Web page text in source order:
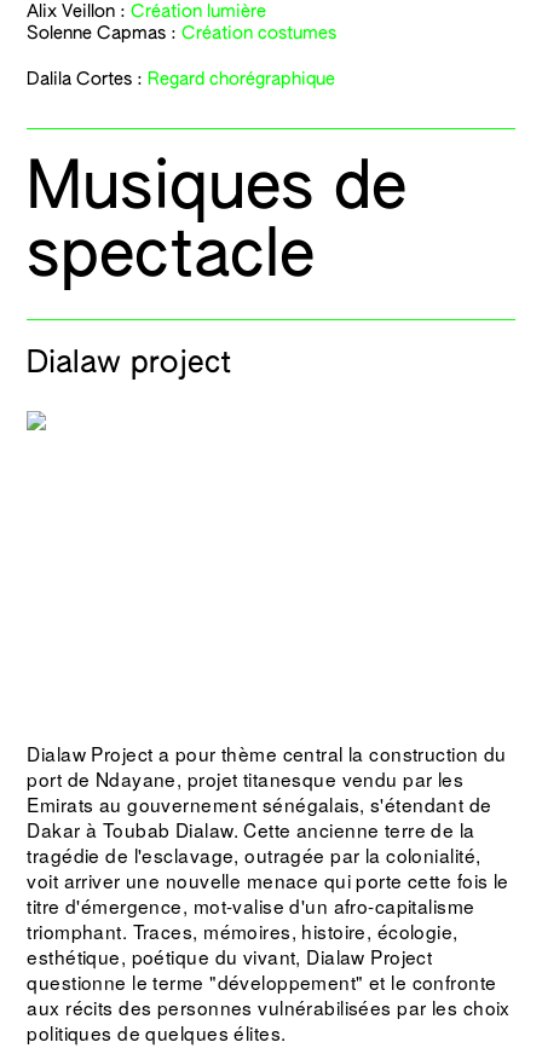
Alix Veillon :Création lumière
Solenne Capmas :Création costumes
Dalila Cortes : Regard chorégraphique
Musiques de
spectacle
Dialaw project
Dialaw Project a pour thème central la construction du
port de Ndayane, projet titanesque vendu par les
Emirats au gouvernement sénégalais, s'étendant de
Dakar à Toubab Dialaw. Cette ancienne terre de la
tragédie de l'esclavage, outragée par la colonialité,
voit arriver une nouvelle menace qui porte cette fois le
titre d'émergence, mot-valise d'un afro-capitalisme
triomphant. Traces, mémoires, histoire, écologie,
esthétique, poétique du vivant, Dialaw Project
questionne le terme "développement" et le confronte
aux récits des personnes vulnérabilisées par les choix
politiques de quelques élites.